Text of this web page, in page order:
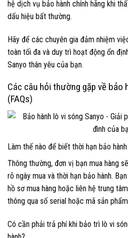
hệ dịch vụ bảo hành chính hãng khi
dấu hiệu bất thường.
Hãy để các chuyên gia đảm nhiệm
toàn tối đa và duy trì hoạt động ổn
Sanyo thân yêu của bạn.
Các câu hỏi thường gặp về bảo
(FAQs)
Làm thế nào để biết thời hạn bảo
Thông thường, đơn vị bạn mua hàng
rõ ngày mua và thời hạn bảo hành.
hồ sơ mua hàng hoặc liên hệ trung
thông qua số serial hoặc mã sản
Có cần phải trả phí khi bảo trì lò vi